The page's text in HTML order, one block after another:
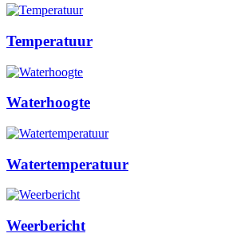
Temperatuur
Waterhoogte
Watertemperatuur
Weerbericht